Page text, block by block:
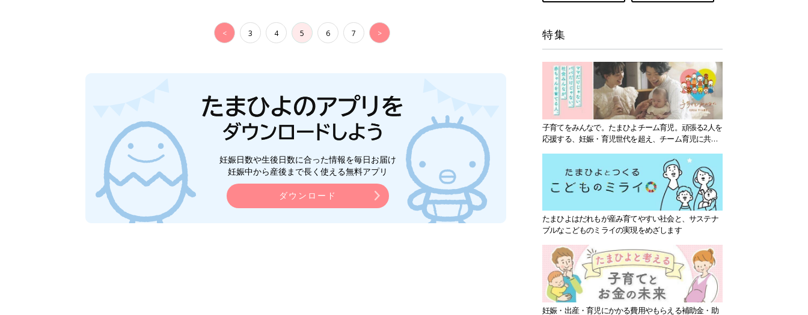
特集
子育てをみんなで。たまひよチーム育児。頑張る2人を
応援する、妊娠・育児世代を超え、チーム育児に共感
たまひよはだれもが産み育てやすい社会と、サステナ
ブルなこどものミライの実現をめざします
妊娠・出産・育児にかかる費用やもらえる補助金・助